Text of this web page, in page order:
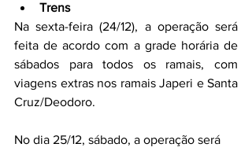
Trens
Na sexta-feira (24/12), a operação será
feita de acordo com a grade horária de
sábados para todos os ramais, com
viagens extras nos ramais Japeri e Santa
Cruz/Deodoro.
No dia 25/12, sábado, a operação será